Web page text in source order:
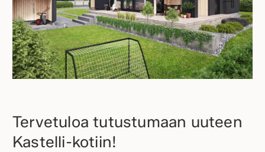
Tervetuloa tutustumaan uuteen
Kastelli-kotiin!